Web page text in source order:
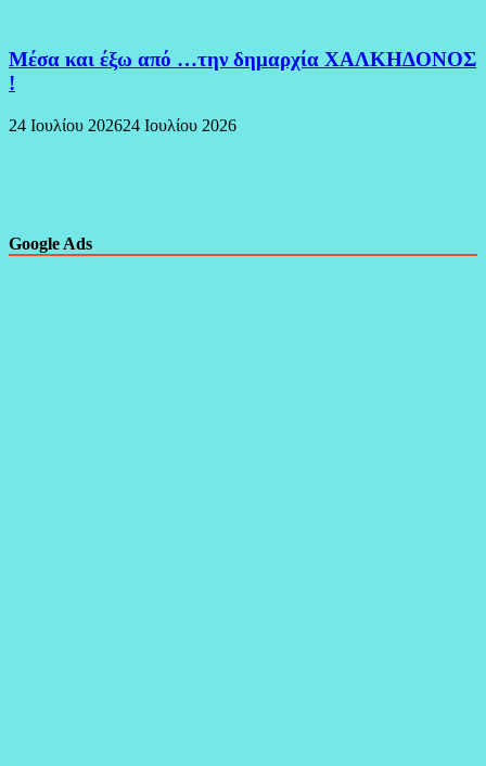
Μέσα και έξω από …την δημαρχία ΧΑΛΚΗΔΟΝΟΣ
!
24 Ιουλίου 202624 Ιουλίου 2026
Google Ads